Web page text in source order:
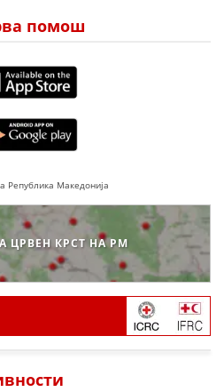
помош
Република Македонија
ЦРВЕН КРСТ НА РМ